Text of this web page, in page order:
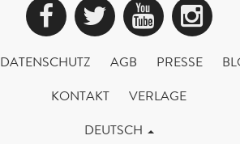
Facebook
Twitter
DATENSCHUTZ AGB PRESSE
KONTAKT
VERLAGE
DEUTSCH